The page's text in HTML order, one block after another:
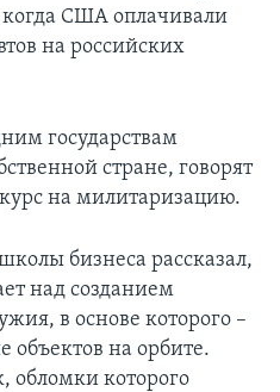
США оплачивали
на российских
государствам
стране, говорят
на милитаризацию.
бизнеса рассказал,
над созданием
в основе которого –
объектов на орбите.
обломки которого